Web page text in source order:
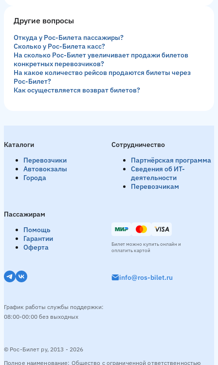
Другие вопросы
Откуда у Рос-Билета пассажиры?
Сколько у Рос-Билета касс?
На сколько Рос-Билет увеличивает продажи билетов
конкретных перевозчиков?
На какое количество рейсов продаются билеты через
Рос-Билет?
Как осуществляется возврат билетов?
Каталоги
Перевозчики
Автовокзалы
Города
Пассажирам
Помощь
Гарантии
Оферта
Сотрудничество
Партнёрская программа
Сведения об ИТ-
деятельности
Перевозчикам
© Рос-Билет ру, 2013 - 2026
Полное наименование: Общество с ограниченной ответственностью
info@ros-bilet.ru
График работы службы поддержки:
08:00-00:00 без выходных
Билет можно купить онлайн и
оплатить картой